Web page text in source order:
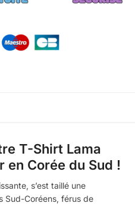
T-Shirt Lama
Corée du Sud !
s’est taillé une
Sud-Coréens, férus de